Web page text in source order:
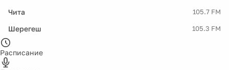
Чита 105.7 FM
Шерегеш 105.3 FM
Расписание